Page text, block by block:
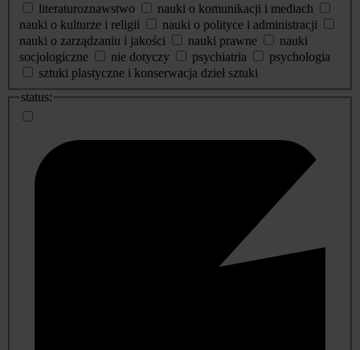
literaturoznawstwo
nauki o komunikacji i mediach
nauki o kulturze i religii
nauki o polityce i administracji
nauki o zarządzaniu i jakości
nauki prawne
nauki
socjologiczne
nie dotyczy psychiatria
psychologia
sztuki plastyczne i konserwacja dzieł sztuki
status: